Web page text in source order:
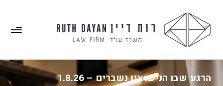
גלגל החיים – 25.7.26